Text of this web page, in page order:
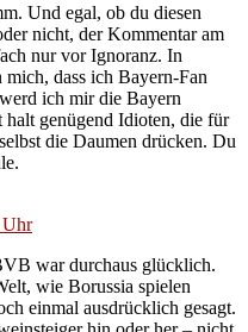
Und egal, ob du diesen
nicht, der Kommentar am
nur vor Ignoranz. In
dass ich Bayern-Fan
ich mir die Bayern
halt genügend Idioten, die für
die Daumen drücken. Du
Uhr
war durchaus glücklich.
wie Borussia spielen
einmal ausdrücklich gesagt.